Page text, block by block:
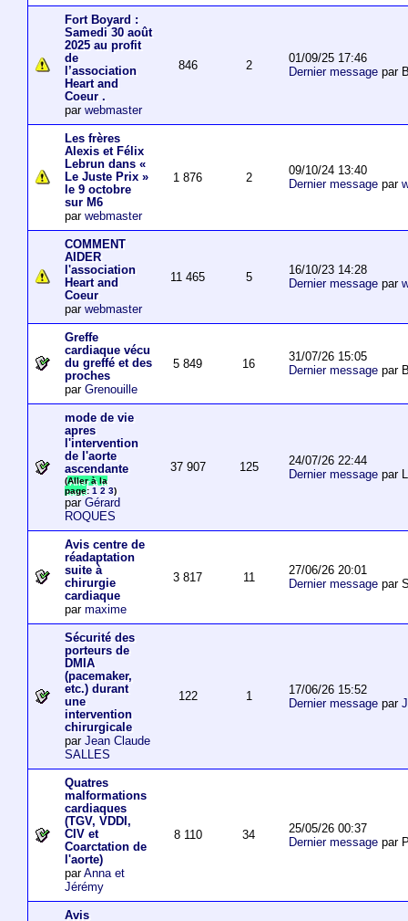
Fort Boyard :
Samedi 30 août
2025 au profit
de
l’association
Heart and
Coeur .
par webmaster
846 2
01/09/25 17:46
Dernier messagepar
Les frères
Alexis et Félix
Lebrun dans «
Le Juste Prix »
le 9 octobre
sur M6
par webmaster
1 876 2
09/10/24 13:40
Dernier messagepar
COMMENT
AIDER
l'association
Heart and
Coeur
par webmaster
11 465 5
16/10/23 14:28
Dernier messagepar
Greffe
cardiaque vécu
du greffé et des
proches
par Grenouille
5 849 16
31/07/26 15:05
Dernier messagepar
mode de vie
apres
l'intervention
de l'aorte
ascendante
(Aller à la
page: 1 2 3)
par Gérard
ROQUES
37 907 125
24/07/26 22:44
Dernier messagepar
Avis centre de
réadaptation
suite à
chirurgie
cardiaque
par maxime
3 817 11
27/06/26 20:01
Dernier messagepar
Sécurité des
porteurs de
DMIA
(pacemaker,
etc.) durant
une
intervention
chirurgicale
par Jean Claude
SALLES
122 1
17/06/26 15:52
Dernier messagepar
Quatres
malformations
cardiaques
(TGV, VDDI,
CIV et
Coarctation de
l'aorte)
parAnna et
Jérémy
8 110 34
25/05/26 00:37
Dernier messagepar
Avis